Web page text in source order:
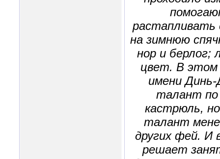
растапливать
на зимнюю
нор и берлог;
цвет. В этом
имени
талант по
кастрюль,
талант
других фей. И
решает